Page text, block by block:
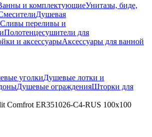
и комплектующиеУнитазы, биде,
Душевая
Сливы переливы и
Полотенцесушители для
и аксессуарыАксессуары для ванной
уголкиДушевые лотки и
Душевые огражденияШторки для
Comfrot ER351026-С4-RUS 100х100